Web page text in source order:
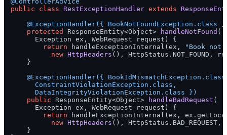
public
class RestExceptionHandler extends
@ExceptionHandler({ BookNotFoundException.class
protected
ResponseEntity<Object> handleNotFound (
      Exception ex, WebRequest request)
{
return handleExceptionInternal(ex,
"Book not
new HttpHeaders (), HttpStatus.NOT_FOUND,
    }
@ExceptionHandler({
      ConstraintViolationException.class,
      DataIntegrityViolationException.class })
public ResponseEntity<Object> handleBadRequest (
      Exception ex, WebRequest request)
{
return handleExceptionInternal(ex,
new HttpHeaders (),
    }